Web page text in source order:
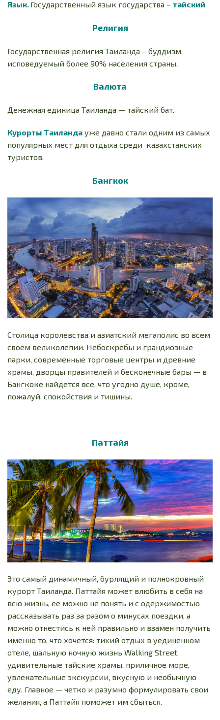
Язык. Государственный язык государства – тайский
Религия
Государственная религия Таиланда – буддизм,
исповедуемый более 90% населения страны.
Валюта
Денежная единица Таиланда — тайский бат.
Курорты Таиланда уже давно стали одним из самых
популярных мест для отдыха среди казахстанских
туристов.
Бангкок
Столица королевства и азиатский мегаполис во всем
своем великолепии. Небоскребы и грандиозные
парки, современные торговые центры и древние
храмы, дворцы правителей и бесконечные бары — в
Бангкоке найдется все, что угодно душе, кроме,
пожалуй, спокойствия и тишины.
Паттайя
Это самый динамичный, бурлящий и полнокровный
курорт Таиланда. Паттайя может влюбить в себя на
всю жизнь, ее можно не понять и с одержимостью
рассказывать раз за разом о минусах поездки, а
можно отнестись к ней правильно и взамен получить
именно то, что хочется: тихий отдых в уединенном
отеле, шальную ночную жизнь Walking Street,
удивительные тайские храмы, приличное море,
увлекательные экскурсии, вкусную и необычную
еду. Главное — четко и разумно формулировать свои
желания, а Паттайя поможет им сбыться.